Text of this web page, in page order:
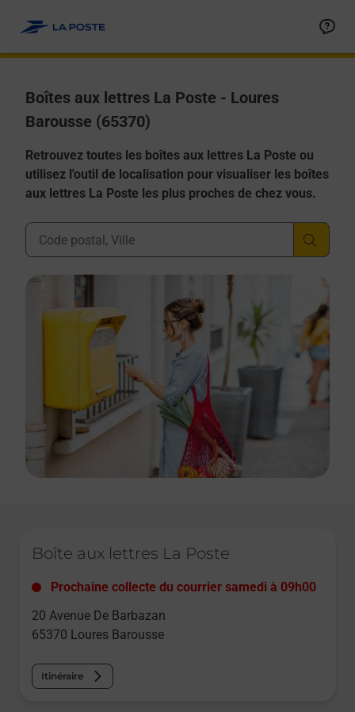
Boîtes aux lettres La Poste - Loures
Barousse (65370)
Retrouvez toutes les boîtes aux lettres La Poste ou
utilisez l'outil de localisation pour visualiser les boîtes
aux lettres La Poste les plus proches de chez vous.
Ville, Département, Code Postal
Boîte aux lettres La Poste
Prochaine collecte du courrier samedi à 09h00
20 Avenue De Barbazan
65370 Loures Barousse
Itinéraire